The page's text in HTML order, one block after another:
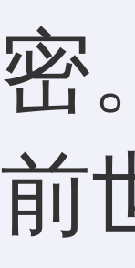
密。
前